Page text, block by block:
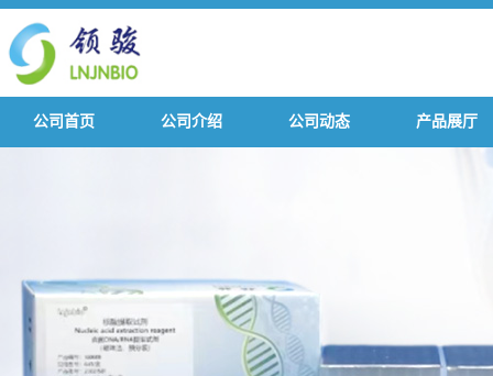
公司首页 公司介绍 公司动态 产品展厅